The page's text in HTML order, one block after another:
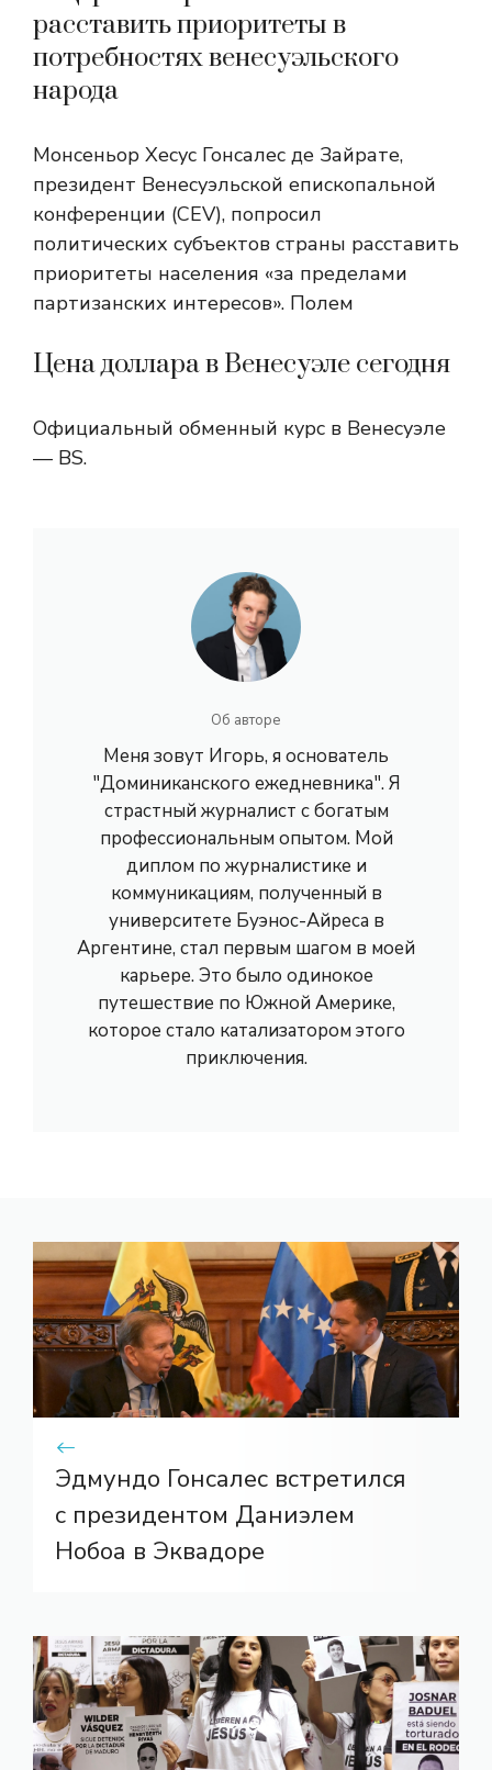
расставить приоритеты в
потребностях венесуэльского
народа
Монсеньор Хесус Гонсалес де Зайрате,
президент Венесуэльской епископальной
конференции (CEV), попросил
политических субъектов страны расставить
приоритеты населения «за пределами
партизанских интересов». Полем
Цена доллара в Венесуэле сегодня
Официальный обменный курс в Венесуэле
— BS.
Об авторе
Меня зовут Игорь, я основатель
"Доминиканского ежедневника". Я
страстный журналист с богатым
профессиональным опытом. Мой
диплом по журналистике и
коммуникациям, полученный в
университете Буэнос-Айреса в
Аргентине, стал первым шагом в моей
карьере. Это было одинокое
путешествие по Южной Америке,
которое стало катализатором этого
приключения.
Эдмундо Гонсалес встретился
с президентом Даниэлем
Нобоа в Эквадоре